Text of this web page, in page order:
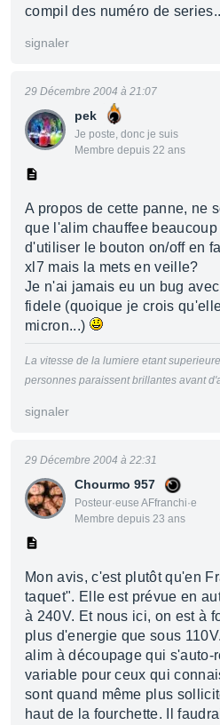
compil des numéro de
signaler
pek
Je poste, donc je suis
Membre depuis 22 ans
29 Décembre 2004 à 21:07
A propos de cette panne, ne
que l'alim chauffee
d'utiliser le bouton on/off en
xl7 mais la mets en veille?
Je n'ai jamais eu un bug
fidele (quoique je crois
micron...)
La vitesse de la lumiere etant
personnes paraissent brillantes avant
signaler
Chourmo 957
Posteur·euse AFfranchi·e
Membre depuis 23 ans
29 Décembre 2004 à 22:31
Mon avis, c'est plutôt qu'en
taquet". Elle est prévue en
à 240V. Et nous ici, on est à
plus d'energie que sous
alim à découpage qui s'auto-
variable pour ceux qui
sont quand même plus
haut de la fourchette. Il